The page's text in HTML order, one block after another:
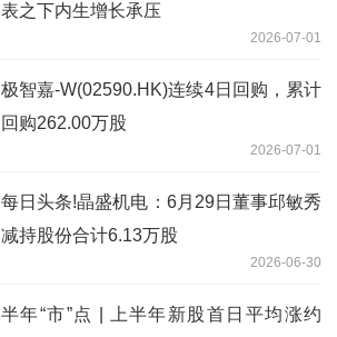
表之下内生增长承压
2026-07-01
极智嘉-W(02590.HK)连续4日回购，累计
回购262.00万股
2026-07-01
每日头条!晶盛机电：6月29日董事邱敏秀
减持股份合计6.13万股
2026-06-30
半年“市”点 | 上半年新股首日平均涨约